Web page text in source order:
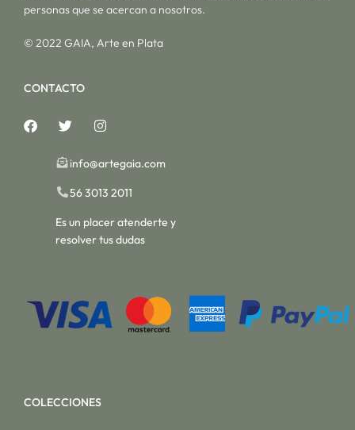
personas que se acercan a nosotros.
© 2022 GAIA, Arte en Plata
CONTACTO
info@artegaia.com
56 3013 2011
Es un placer atenderte y
resolver tus dudas
COLECCIONES